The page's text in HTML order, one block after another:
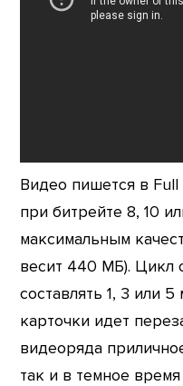
Видео пишется в
при битрейте 8, 10
максимальным
весит 440 МБ). Цикл
составлять 1, 3 или
карточки идет
видеоряда
так и в темное